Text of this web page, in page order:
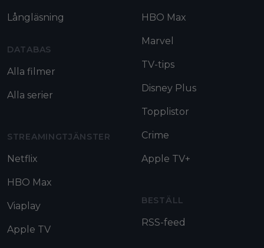
Långläsning
DATABAS
Alla filmer
Alla serier
STREAMINGTJÄNSTER
Netflix
HBO Max
Viaplay
Apple TV
HBO Max
Marvel
TV-tips
Disney Plus
Topplistor
Crime
Apple TV+
BESTÄLL
RSS-feed